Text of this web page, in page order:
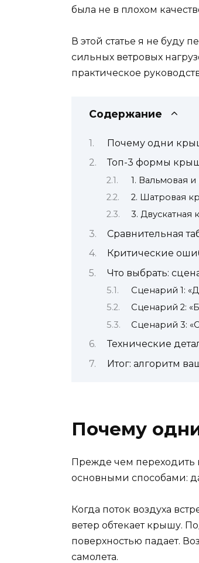
была не в плохом
В этой статье я не буду
сильных ветровых
практическое
Содержание
Почему одни
Топ-3 формы
1. Вальмовая
2. Шатровая
3. Двускатная
Сравнительная
Критические
Что выбрать:
Сценарий 1:
Сценарий 2:
Сценарий 3:
Технические
Итог: алгоритм
Почему
Прежде чем переходить
основными способами:
Когда поток воздуха
ветер обтекает крышу.
поверхностью падает.
самолета.